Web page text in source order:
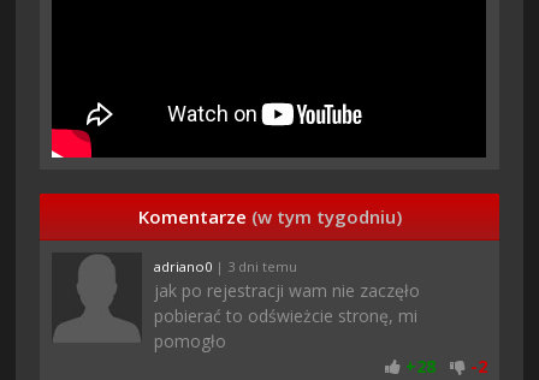
Komentarze (w tym tygodniu)
adriano0 | 3 dni temu
jak po rejestracji wam nie zaczęło
pobierać to odświeżcie stronę, mi
pomogło
+28 -2